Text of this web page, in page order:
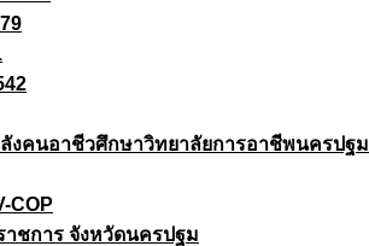
งคนอาชีวศึกษาวิทยาลัยการอาชีพนครปฐม
COP
าชการ จังหวัดนครปฐม